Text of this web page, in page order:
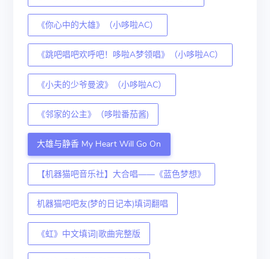
《你心中的大雄》（小哆啦AC）
《跳吧唱吧欢呼吧！哆啦A梦领唱》（小哆啦AC）
《小夫的少爷曼波》（小哆啦AC）
《邻家的公主》（哆啦番茄酱)
大雄与静香 My Heart Will Go On
【机器猫吧音乐社】大合唱——《蓝色梦想》
机器猫吧吧友(梦的日记本)填词翻唱
《虹》中文填词|歌曲完整版